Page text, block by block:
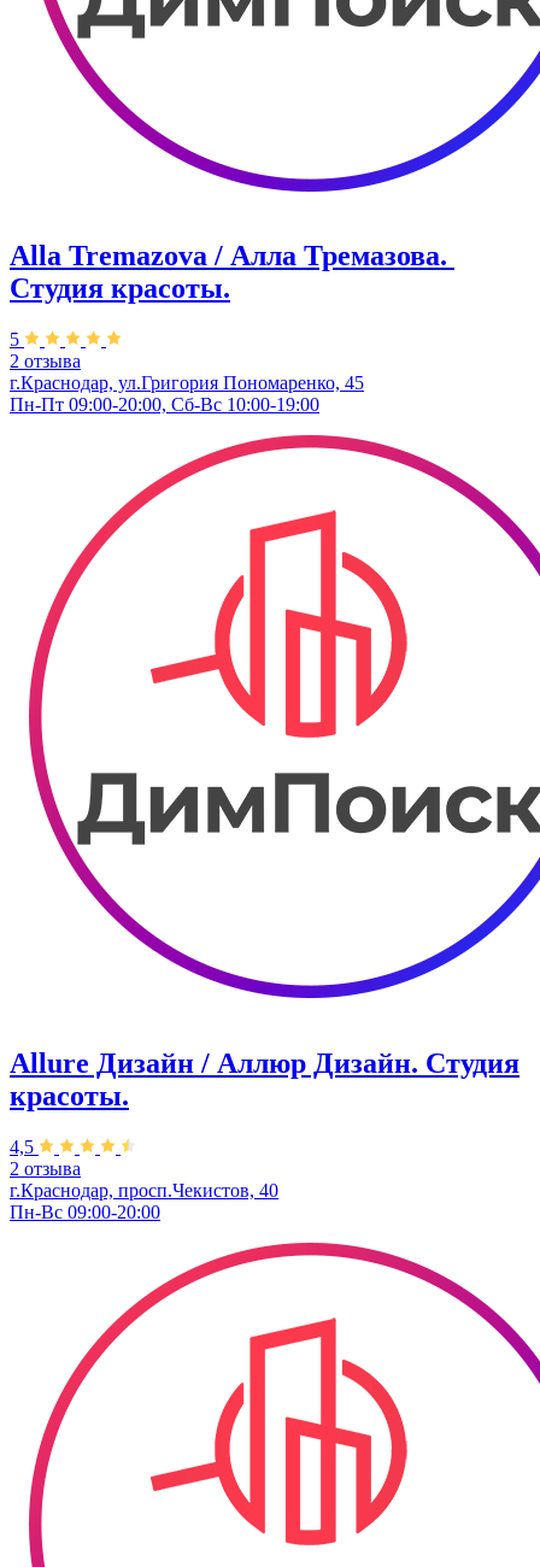
Alla Tremazova / Алла Тремазова. ​
Студия красоты.
5
2 отзыва
г.Краснодар, ул.​Григория Пономаренко, 45
Пн-Пт 09:00-20:00, Сб-Вс 10:00-19:00
Allure Дизайн / Аллюр Дизайн. Студия
красоты.
4,5
2 отзыва
г.Краснодар, просп.Чекистов, 40
Пн-Вс 09:00-20:00